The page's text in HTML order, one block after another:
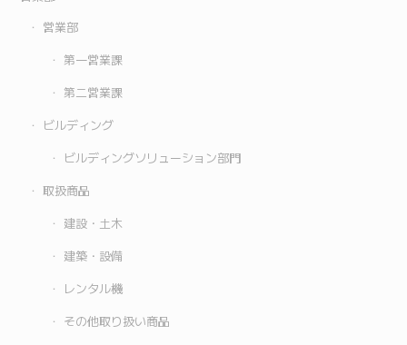
営業部
第一営業課
第二営業課
ビルディング
ビルディングソリューション部門
取扱商品
建設・土木
建築・設備
レンタル機
その他取り扱い商品